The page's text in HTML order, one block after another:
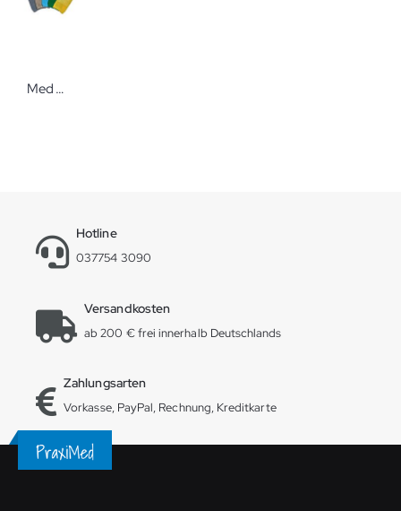
Med Comfort Einweg-Antirutsch-Socken In den Größen S - XXL
Hotline
037754 3090
Versandkosten
ab 200 € frei innerhalb Deutschlands
Zahlungsarten
Vorkasse, PayPal, Rechnung, Kreditkarte